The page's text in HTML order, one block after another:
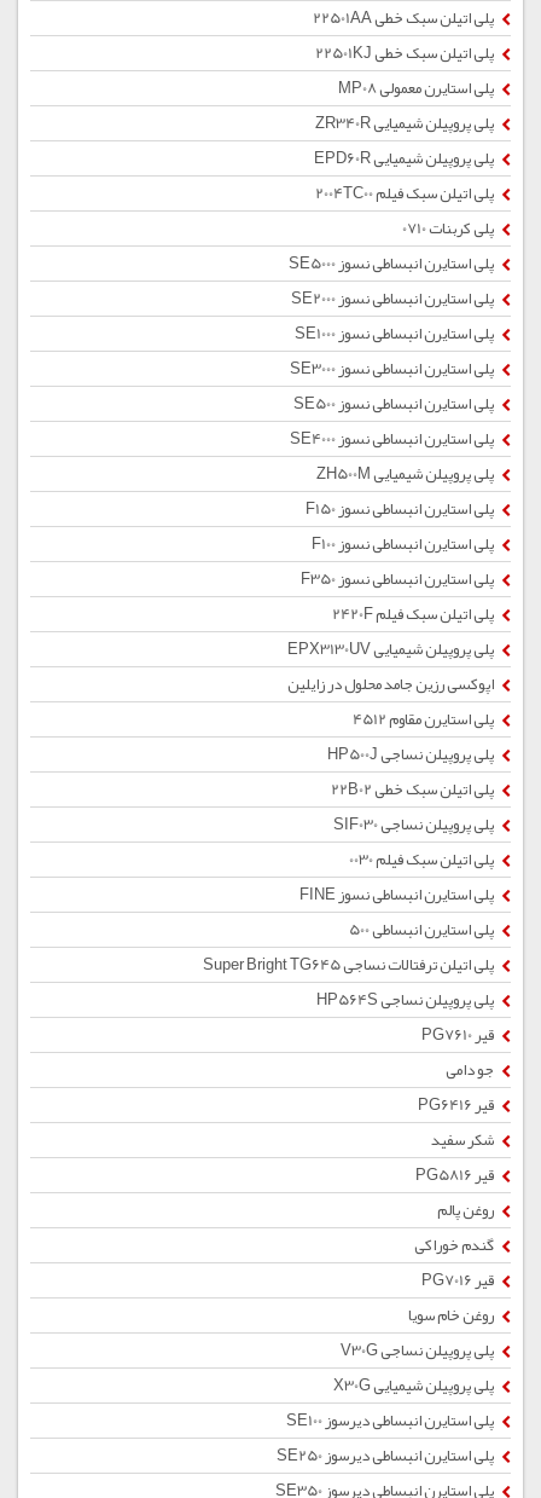
پلی اتیلن سبک خطی 22501AA
پلی اتیلن سبک خطی 22501KJ
پلی استایرن معمولی MP08
پلی پروپیلن شیمیایی ZR340R
پلی پروپیلن شیمیایی EPD60R
پلی اتیلن سبک فیلم 2004TC00
پلی کربنات 0710
پلی استایرن انبساطی نسوز SE5000
پلی استایرن انبساطی نسوز SE2000
پلی استایرن انبساطی نسوز SE1000
پلی استایرن انبساطی نسوز SE3000
پلی استایرن انبساطی نسوز SE500
پلی استایرن انبساطی نسوز SE4000
پلی پروپیلن شیمیایی ZH500M
پلی استایرن انبساطی نسوز F150
پلی استایرن انبساطی نسوز F100
پلی استایرن انبساطی نسوز F350
پلی اتیلن سبک فیلم 2420F
پلی پروپیلن شیمیایی EPX3130UV
اپوکسی رزین جامد محلول در زایلین
پلی استایرن مقاوم 4512
پلی پروپیلن نساجی HP500J
پلی اتیلن سبک خطی 22B02
پلی پروپیلن نساجی SIF030
پلی اتیلن سبک فیلم 0030
پلی استایرن انبساطی نسوز FINE
پلی استایرن انبساطی 500
پلی اتیلن ترفتالات نساجی Super Bright TG645
پلی پروپیلن نساجی HP564S
قیر PG7610
جو دامی
قیر PG6416
شکر سفید
قیر PG5816
روغن پالم
گندم خوراکی
قیر PG7016
روغن خام سویا
پلی پروپیلن نساجی V30G
پلی پروپیلن شیمیایی X30G
پلی استایرن انبساطی دیرسوز SE100
پلی استایرن انبساطی دیرسوز SE250
پلی استایرن انبساطی دیرسوز SE350